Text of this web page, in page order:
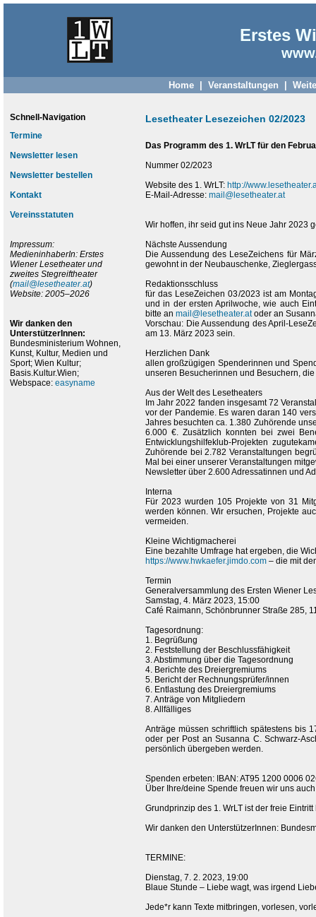
Erstes
Home| Veranstaltungen
Schnell-Navigation
Termine
Newsletter lesen
Newsletter bestellen
Kontakt
Vereinsstatuten
Impressum:
MedieninhaberIn: Erstes
Wiener Lesetheater und
zweites Stegreiftheater
(mail@lesetheater.at)
Website: 2005–2026
Wir danken den
UnterstützerInnen:
Bundesministerium Wohnen,
Kunst, Kultur, Medien und
Sport; Wien Kultur;
Basis.Kultur.Wien;
Webspace: easyname
Lesetheater Lesezeichen 02/2023
Das Programm des 1. WrLT für den
Nummer 02/2023
Website des 1. WrLT: http://
E-Mail-Adresse: mail@lesetheater.at
Wir hoffen, ihr seid gut ins Neue Jahr 2023
Nächste Aussendung
Die Aussendung des LeseZeichens für
gewohnt in der Neubauschenke,
Redaktionsschluss
für das LeseZeichen 03/2023 ist am
und in der ersten Aprilwoche, wie auch
bitte an mail@lesetheater.atoder an
Vorschau: Die Aussendung des April-
am 13. März 2023 sein.
Herzlichen Dank
allen großzügigen Spenderinnen und
unseren Besucherinnen und Besuchern,
Aus der Welt des Lesetheaters
Im Jahr 2022 fanden insgesamt 72
vor der Pandemie. Es waren daran 140
Jahres besuchten ca. 1.380 Zuhörende
6.000 €. Zusätzlich konnten bei zwei
Entwicklungshilfeklub-Projekten
Zuhörende bei 2.782 Veranstaltungen
Mal bei einer unserer Veranstaltungen
Newsletter über 2.600 Adressatinnen und
Interna
Für 2023 wurden 105 Projekte von 31
werden können. Wir ersuchen, Projekte
vermeiden.
Kleine Wichtigmacherei
Eine bezahlte Umfrage hat ergeben, die
https://www.hwkaefer.jimdo.com – die mit
Termin
Generalversammlung des Ersten Wiener
Samstag, 4. März 2023, 15:00
Café Raimann, Schönbrunner Straße 285,
Tagesordnung:
1. Begrüßung
2. Feststellung der Beschlussfähigkeit
3. Abstimmung über die Tagesordnung
4. Berichte des Dreiergremiums
5. Bericht der Rechnungsprüfer/innen
6. Entlastung des Dreiergremiums
7. Anträge von Mitgliedern
8. Allfälliges
Anträge müssen schriftlich spätestens bis
oder per Post an Susanna C. Schwarz-
persönlich übergeben werden.
Spenden erbeten: IBAN: AT95 1200 0006
Über Ihre/deine Spende freuen wir uns
Grundprinzip des 1. WrLT ist der freie
Wir danken den UnterstützerInnen:
TERMINE:
Dienstag, 7. 2. 2023, 19:00
Blaue Stunde – Liebe wagt, was irgend
Jede*r kann Texte mitbringen, vorlesen,